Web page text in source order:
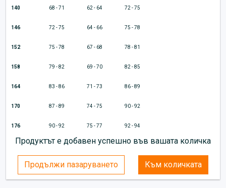
140 68 - 71 62 - 64 72 - 75
146 72 - 75 64 - 66 75 - 78
152 75 - 78 67 - 68 78 - 81
158 79 - 82 69 - 70 82 - 85
164 83 - 86 71 - 73 86 - 89
170 87 - 89 74 - 75 90 - 92
176 90 - 92 75 - 77 92 - 94
Продуктът е добавен успешно във вашата количка
Продължи пазаруването Към количката